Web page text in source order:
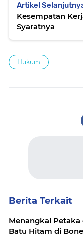
Artikel
Kesempatan
Syaratnya
Hukum
Berita Terkait
Menangkal
Batu Hitam di